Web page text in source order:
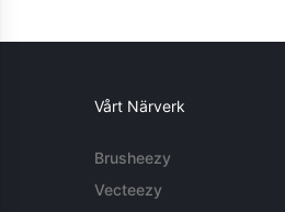
Vårt Närverk
Brusheezy
Vecteezy